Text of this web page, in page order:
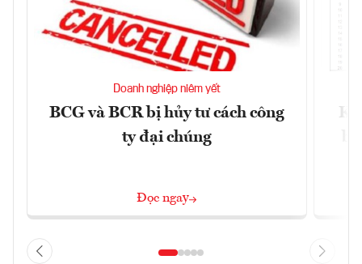
Doanh nghiệp niêm yết
BCG và BCR bị hủy tư cách công
ty đại chúng
Đọc ngay